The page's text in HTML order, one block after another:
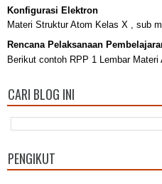
Konfigurasi Elektron
Materi Struktur Atom Kelas X , sub
Rencana Pelaksanaan
Berikut contoh RPP 1 Lembar Materi
CARI BLOG INI
PENGIKUT